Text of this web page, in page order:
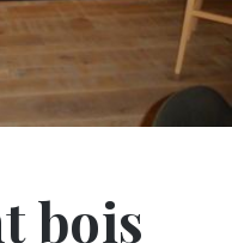
bois